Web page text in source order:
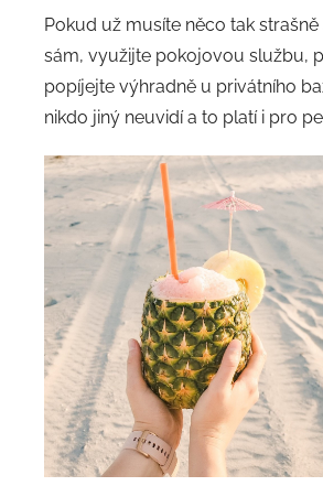
Pokud už musíte něco tak
sám, využijte pokojovou službu,
popíjejte výhradně u privátního
nikdo jiný neuvidí a to platí i pro